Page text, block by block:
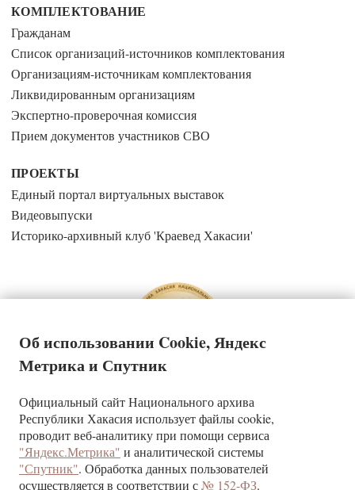
КОМПЛЕКТОВАНИЕ
Гражданам
Список организаций-источников комплектования
Организациям-источникам комплектования
Ликвидированным организациям
Экспертно-проверочная комиссия
Прием документов участников СВО
ПРОЕКТЫ
Единый портал виртуальных выставок
Видеовыпуски
Историко-архивный клуб 'Краевед Хакасии'
Государственное казенное учреждение Республики Хакасия
«Национальный архив»
КОНТАКТЫ
г. Абакан, ул. Щетинкина, д.32
Об использовании Cookie, Яндекс
Метрика и Спутник
Официальный сайт Национального архива
Республики Хакасия использует файлы cookie,
проводит веб-аналитику при помощи сервиса
"Яндекс.Метрика" и аналитической системы
"Спутник". Обработка данных пользователей
осуществляется в соответствии с№ 152-ФЗ.